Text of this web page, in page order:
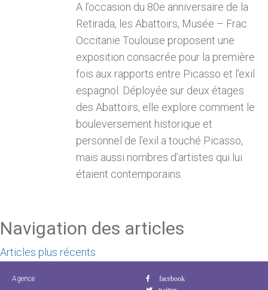
A l’occasion du 80e anniversaire de la
Retirada, les Abattoirs, Musée – Frac
Occitanie Toulouse proposent une
exposition consacrée pour la première
fois aux rapports entre Picasso et l’exil
espagnol. Déployée sur deux étages
des Abattoirs, elle explore comment le
bouleversement historique et
personnel de l’exil a touché Picasso,
mais aussi nombres d’artistes qui lui
étaient contemporains.
Navigation des articles
Articles plus récents
Agence